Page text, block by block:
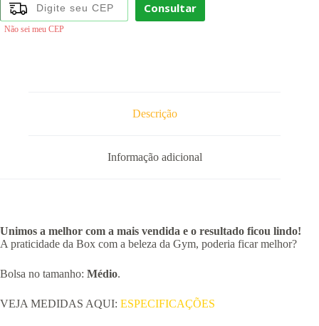
Consultar
Não sei meu CEP
Descrição
Informação adicional
Unimos a melhor com a mais vendida e o resultado ficou lindo!
A praticidade da Box com a beleza da Gym, poderia ficar melhor?
Bolsa no tamanho: Médio.
VEJA MEDIDAS AQUI: ESPECIFICAÇÕES